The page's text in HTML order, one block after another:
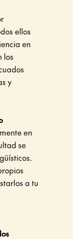
ellos
en
los
y
en
se
a tu